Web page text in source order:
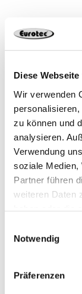
Diese
Wir verwenden
zu können und
analysieren.
Verwendung
soziale Medien,
Partner führen
weiteren Daten
Notwendig
Präferenzen
Avantageset
Unsystème
(ETA-15/
du mortier
Acierà béton
écrous
européens
faibles
bords
Dosageoptimal
Scellement